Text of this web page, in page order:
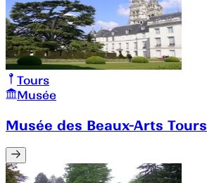
Tours
Musée
Musée des Beaux-Arts Tours